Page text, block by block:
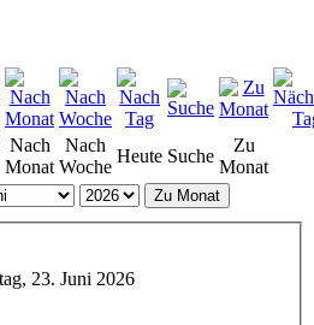
Nach
Monat
Nach
Woche
Heute Suche
Zu
Monat
Zu Monat
23. Juni 2026